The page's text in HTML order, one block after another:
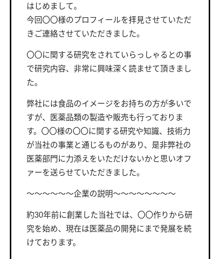
はじめまして。
今回〇〇様のプロフィールを拝見させていただ
きご連絡させていただきました。
〇〇に関する研究をされていらっしゃるとの事
で研究内容、非常に興味深く読ませて頂きまし
た。
弊社には食品のイメージをお持ちの方が多いで
すが、医薬品類の製造や販売も行っておりま
す。〇〇様の〇〇に関する研究や知識、技術力
が当社の事業と通じるものがあり、是非弊社の
医薬部門に力添えをいただけないかと思いオフ
ァーを送らせていただきました。
〜〜〜〜〜〜企業の説明〜〜〜〜〜〜〜〜
約30年前に創業した当社では、〇〇作りから研
究を始め、現在は医薬品の開発にまで発展を続
けております。